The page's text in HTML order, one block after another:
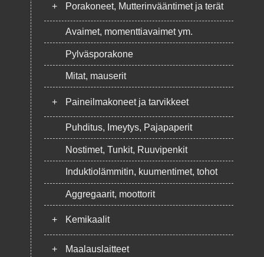
+ Porakoneet, Mutterinvääntimet ja terät
Avaimet, momenttiavaimet ym.
Pylväsporakone
Mitat, mauserit
+ Paineilmakoneet ja tarvikkeet
Puhditus, Imeytys, Pajapaperit
Nostimet, Tunkit, Ruuvipenkit
Induktiolämmitin, kuumentimet, tohot
Aggregaarit, moottorit
+ Kemikaalit
+ Maalauslaitteet